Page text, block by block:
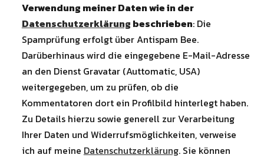
Verwendung meiner Daten wie in der
Datenschutzerklärung beschrieben: Die
Spamprüfung erfolgt über Antispam Bee.
Darüberhinaus wird die eingegebene E-Mail-Adresse
an den Dienst Gravatar (Auttomatic, USA)
weitergegeben, um zu prüfen, ob die
Kommentatoren dort ein Profilbild hinterlegt haben.
Zu Details hierzu sowie generell zur Verarbeitung
Ihrer Daten und Widerrufsmöglichkeiten, verweise
ich auf meine Datenschutzerklärung. Sie können